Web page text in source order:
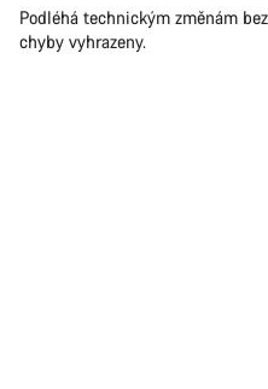
Podléhá technickým změnám
chyby vyhrazeny.